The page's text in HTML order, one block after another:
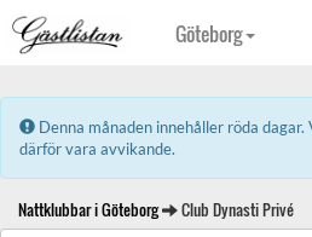
Göteborg
Error:
Denna månaden innehåller röda
därför vara avvikande.
Nattklubbar i Göteborg Club Dynasti Privé